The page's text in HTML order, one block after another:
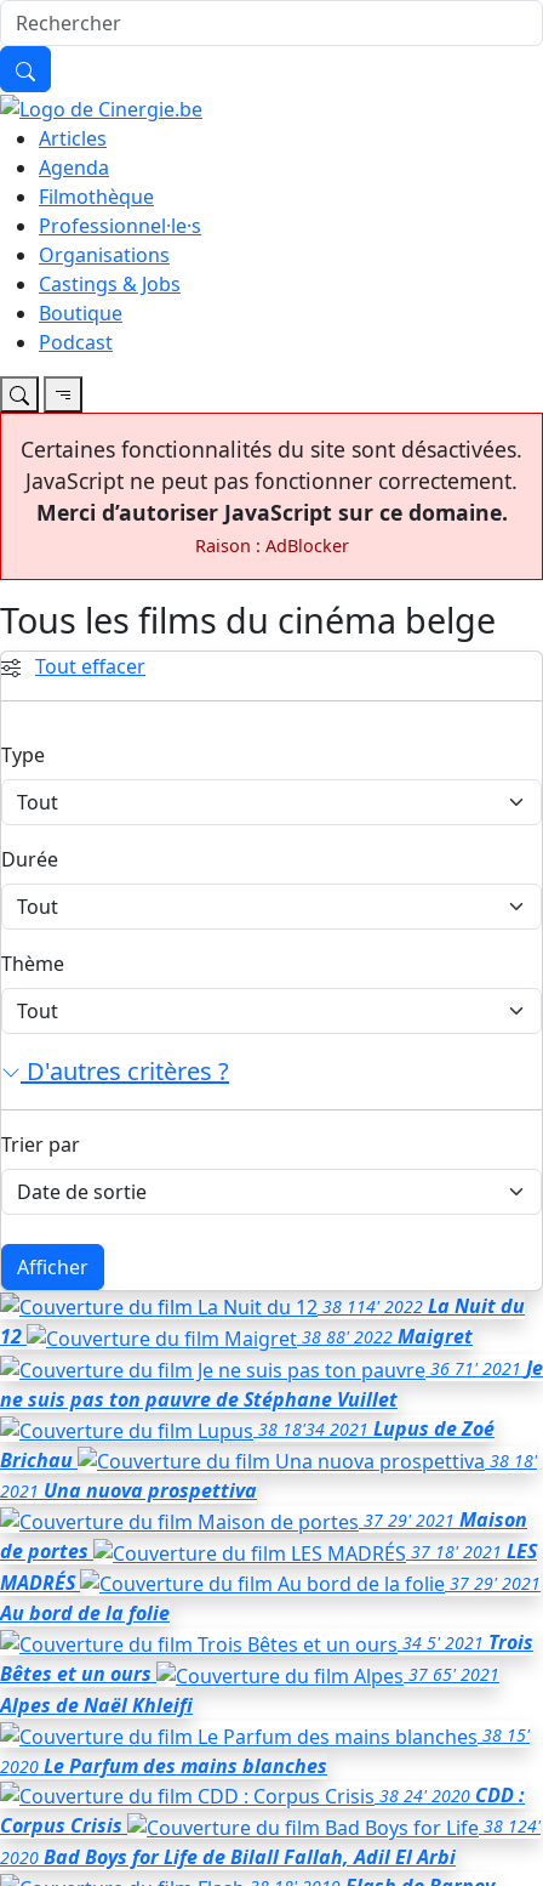
Articles
Agenda
Filmothèque
Professionnel·le·s
Organisations
Castings & Jobs
Boutique
Podcast
Certaines fonctionnalités du site sont désactivées.
JavaScript ne peut pas fonctionner correctement.
Merci d’autoriser JavaScript sur ce domaine.
Raison : AdBlocker
Tous les films du cinéma belge
Tout effacer
Type
Durée
Thème
D'autres critères ?
Trier par
Afficher
38 114' 2022 La Nuit du
12
38 88' 2022 Maigret
36 71' 2021 Je
ne suis pas ton pauvrede Stéphane Vuillet
38 18'34 2021 Lupus de Zoé
Brichau
38 18'
2021 Una nuova prospettiva
37 29' 2021 Maison
de portes
37 18' 2021 LES
MADRÉS
37 29' 2021
Au bord de la folie
34 5' 2021 Trois
Bêtes et un ours
37 65' 2021
Alpes de Naël Khleifi
38 15'
2020 Le Parfum des mains blanches
38 24' 2020 CDD :
Corpus Crisis
38 124'
2020 Bad Boys for Lifede Bilall Fallah, Adil El Arbi